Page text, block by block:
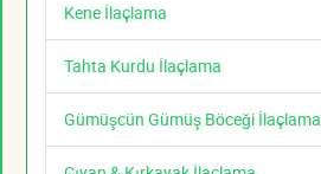
Kene İlaçlama
Tahta Kurdu İlaçlama
Gümüşcün Gümüş Böceği İlaçlama